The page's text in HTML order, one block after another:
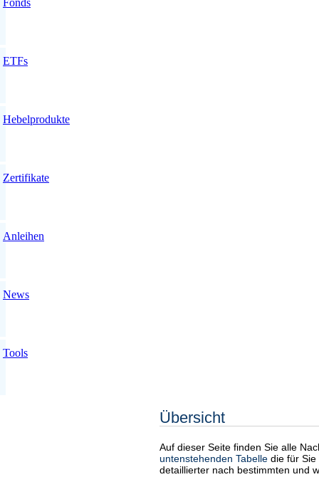
ETFs
Hebelprodukte
Zertifikate
Anleihen
News
Tools
Übersicht
Auf dieser Seite finden Sie alle
untenstehenden Tabelle die für
detaillierter nach bestimmten und